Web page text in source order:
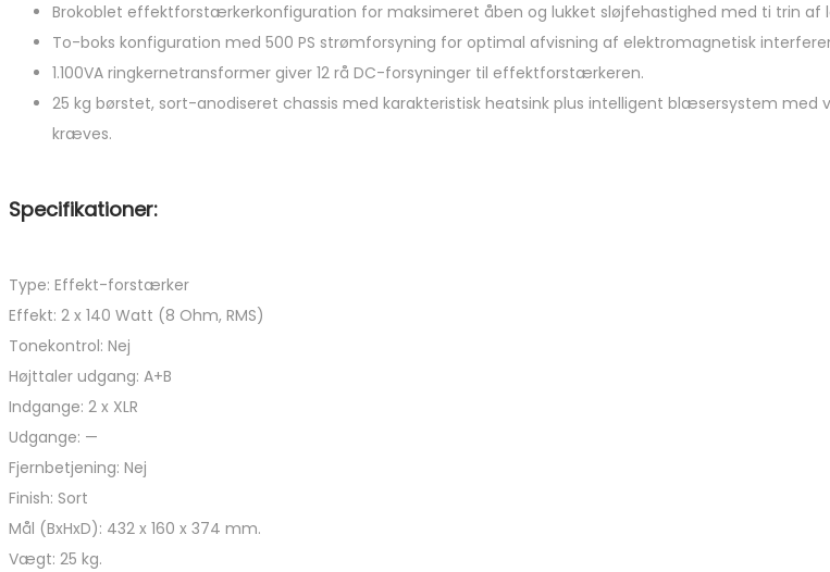
Brokoblet effektforstærkerkonfiguration for maksimeret åben og lukket sløjfehastighed med ti trin af
To-boks konfiguration med 500 PS strømforsyning for optimal afvisning af elektromagnetisk
1.100VA ringkernetransformer giver 12 rå DC-forsyninger til effektforstærkeren.
25 kg børstet, sort-anodiseret chassis med karakteristisk heatsink plus intelligent blæsersystem med
kræves.
Specifikationer:
Type: Effekt-forstærker
Effekt: 2 x 140 Watt (8 Ohm, RMS)
Tonekontrol: Nej
Højttaler udgang: A+B
Indgange: 2 x XLR
Udgange: —
Fjernbetjening: Nej
Finish: Sort
Mål (BxHxD): 432 x 160 x 374 mm.
Vægt: 25 kg.